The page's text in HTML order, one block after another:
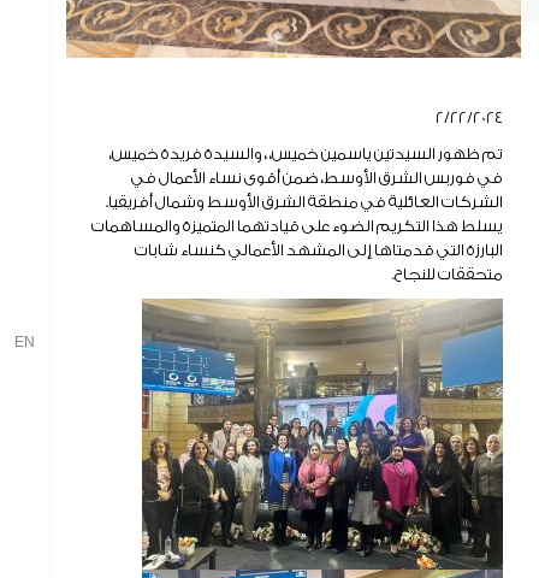
EN
الأخبار والفعاليات
معرض الصور
علاقات المستثمرين
معلومات أساسية عن السهم والشركة
النتائج
الإصدارات والتقارير الاستثمارية
تقرير و إفصاحات
2/22/2024
تم ظهور السيدتين ياسمين خميس، ، والسيدة فريدة خميس،
في فوربس الشرق الأوسط، ضمن أقوى نساء الأعمال في
الشركات العائلية في منطقة الشرق الأوسط وشمال أفريقيا.
يسلط هذا التكريم الضوء على قيادتهما المتميزة والمساهمات
البارزة التي قدمتاها إلى المشهد الأعمالي كنساء شابات
متحققات للنجاح.